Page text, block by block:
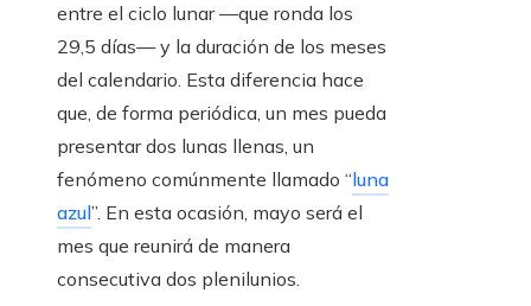
entre el ciclo lunar —que ronda los
29,5 días— y la duración de los meses
del calendario. Esta diferencia hace
que, de forma periódica, un mes pueda
presentar dos lunas llenas, un
fenómeno comúnmente llamado “luna
azul”. En esta ocasión, mayo será el
mes que reunirá de manera
consecutiva dos plenilunios.